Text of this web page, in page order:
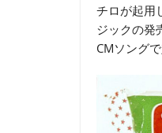
チロが起用
ジックの発
CMソングで